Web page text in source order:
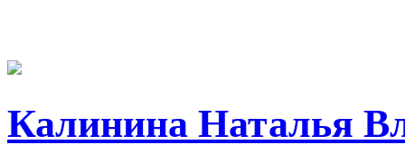
Калинина Наталья